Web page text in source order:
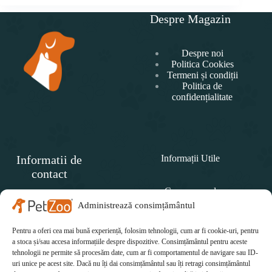
Administrează consimțământul
Pentru a oferi cea mai bună experiență, folosim tehnologii, cum ar fi cookie-uri, pentru
a stoca și/sau accesa informațiile despre dispozitive. Consimțământul pentru aceste
tehnologii ne permite să procesăm date, cum ar fi comportamentul de navigare sau ID-
uri unice pe acest site. Dacă nu îți dai consimțământul sau îți retragi consimțământul
Despre Magazin
Despre noi
Politica Cookies
Termeni și condiții
Politica de
confidențialitate
Informatii de
contact
PET
Telefon:
0771 415 812
Informații Utile
Cum comand
Politica de retur
Cum plătesc
Cum se livrează